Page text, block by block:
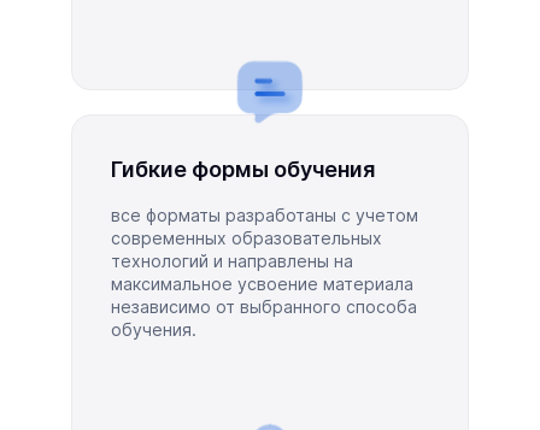
Гибкие формы обучения
все форматы разработаны с учетом
современных образовательных
технологий и направлены на
максимальное усвоение материала
независимо от выбранного способа
обучения.